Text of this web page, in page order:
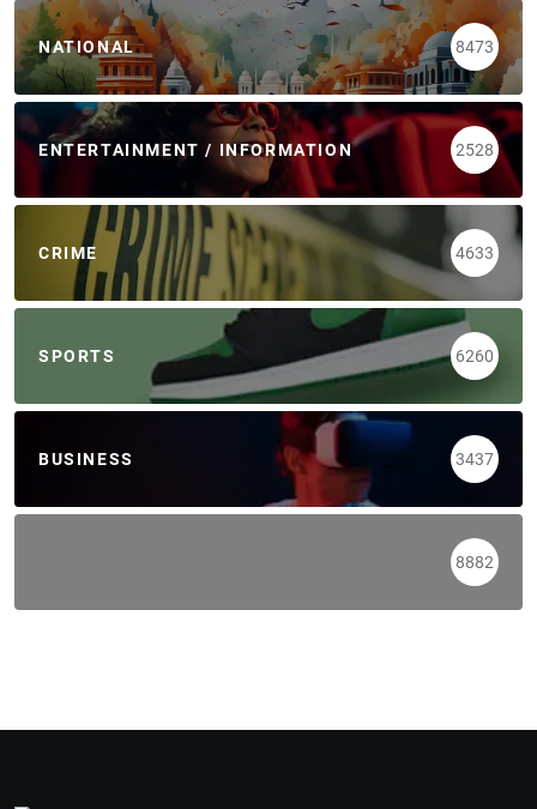
NATIONAL 8473
ENTERTAINMENT / INFORMATION 2528
CRIME 4633
SPORTS 6260
BUSINESS 3437
8882